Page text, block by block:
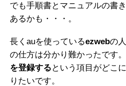
でも手順書とマニュアルの書
あるかも・・・。
長くauを使っているezwebの
の仕方は分かり難かったです。
を登録する という項目がどこ
りたいです。